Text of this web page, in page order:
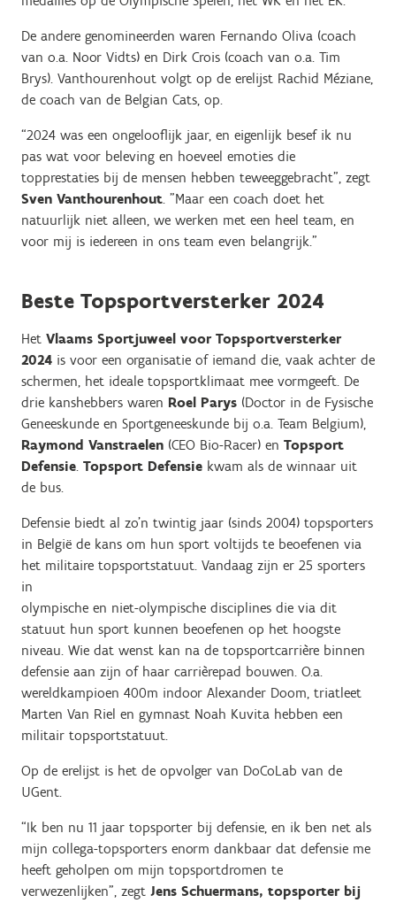
De andere genomineerden waren Fernando Oliva (coach
van o.a. Noor Vidts) en Dirk Crois (coach van o.a. Tim
Brys). Vanthourenhout volgt op de erelijst Rachid Méziane,
de coach van de Belgian Cats, op.
“2024 was een ongelooflijk jaar, en eigenlijk besef ik nu
pas wat voor beleving en hoeveel emoties die
topprestaties bij de mensen hebben teweeggebracht”, zegt
Sven Vanthourenhout. "Maar een coach doet het
natuurlijk niet alleen, we werken met een heel team, en
voor mij is iedereen in ons team even belangrijk."
Beste Topsportversterker 2024
Het Vlaams Sportjuweel voor Topsportversterker
2024 is voor een organisatie of iemand die, vaak achter de
schermen, het ideale topsportklimaat mee vormgeeft. De
drie kanshebbers waren Roel Parys (Doctor in de Fysische
Geneeskunde en Sportgeneeskunde bij o.a. Team Belgium),
Raymond Vanstraelen (CEO Bio-Racer) en Topsport
Defensie. Topsport Defensie kwam als de winnaar uit
de bus.
Defensie biedt al zo’n twintig jaar (sinds 2004) topsporters
in België de kans om hun sport voltijds te beoefenen via
het militaire topsportstatuut. Vandaag zijn er 25 sporters
in
olympische en niet-olympische disciplines die via dit
statuut hun sport kunnen beoefenen op het hoogste
niveau. Wie dat wenst kan na de topsportcarrière binnen
defensie aan zijn of haar carrièrepad bouwen. O.a.
wereldkampioen 400m indoor Alexander Doom, triatleet
Marten Van Riel en gymnast Noah Kuvita hebben een
militair topsportstatuut.
Op de erelijst is het de opvolger van DoCoLab van de
UGent.
“Ik ben nu 11 jaar topsporter bij defensie, en ik ben net als
mijn collega-topsporters enorm dankbaar dat defensie me
heeft geholpen om mijn topsportdromen te
verwezenlijken”, zegt Jens Schuermans, topsporter bij